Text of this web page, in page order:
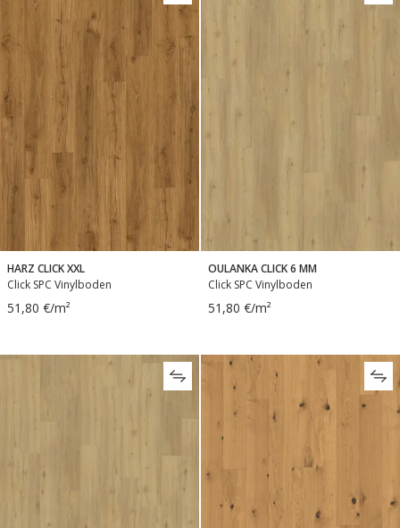
HARZ CLICK XXL
Click SPC Vinylboden
51,80 €/m²
OULANKA CLICK 6 MM
Click SPC Vinylboden
51,80 €/m²